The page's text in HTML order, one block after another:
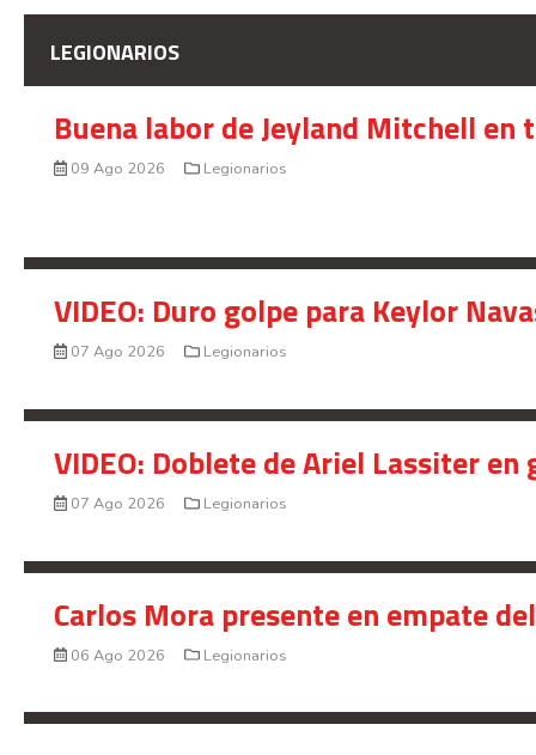
LEGIONARIOS
Buena labor de Jeyland Mitchell
09 Ago 2026 Legionarios
VIDEO: Duro golpe para Keylor
07 Ago 2026 Legionarios
VIDEO: Doblete de Ariel Lassiter
07 Ago 2026 Legionarios
Carlos Mora presente en empate
06 Ago 2026 Legionarios